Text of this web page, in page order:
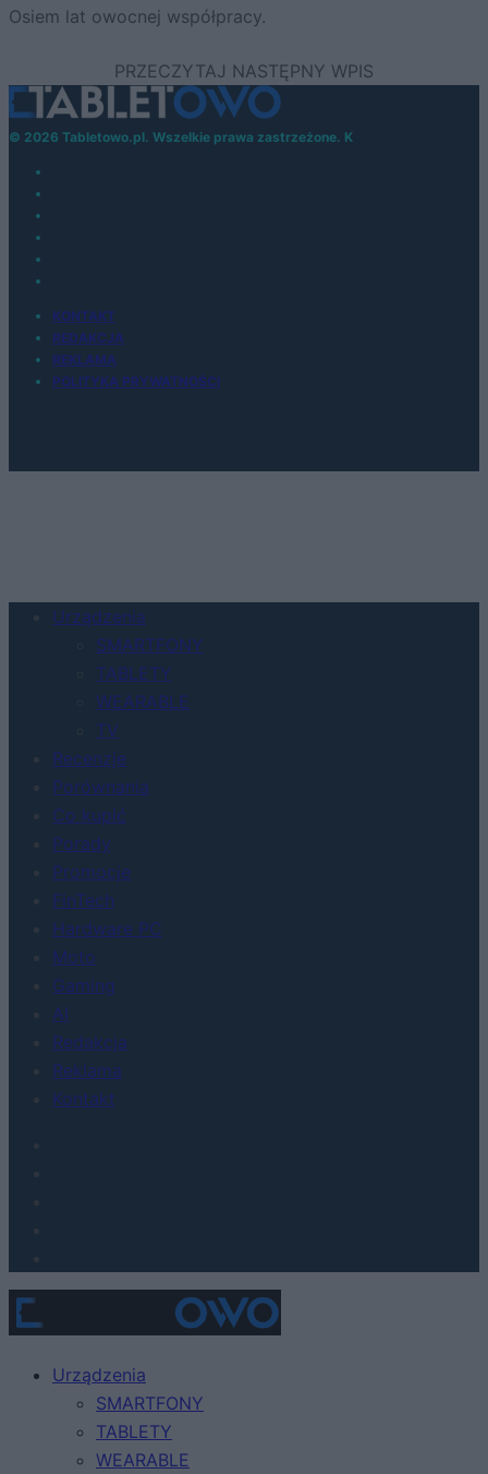
Osiem lat owocnej współpracy.
© 2026 Tabletowo.pl. Wszelkie prawa zastrzeżone. K
KONTAKT
REDAKCJA
REKLAMA
POLITYKA PRYWATNOŚCI
Urządzenia
SMARTFONY
TABLETY
WEARABLE
TV
Recenzje
Porównania
Co kupić
Porady
Promocje
FinTech
Hardware PC
Moto
Gaming
AI
Redakcja
Reklama
Kontakt
Urządzenia
SMARTFONY
TABLETY
WEARABLE